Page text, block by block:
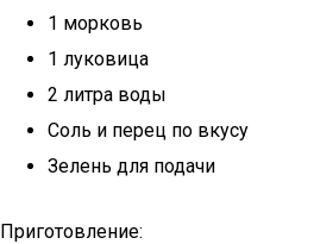
1 морковь
1 луковица
2 литра воды
Соль и перец по вкусу
Зелень для подачи
Приготовление: